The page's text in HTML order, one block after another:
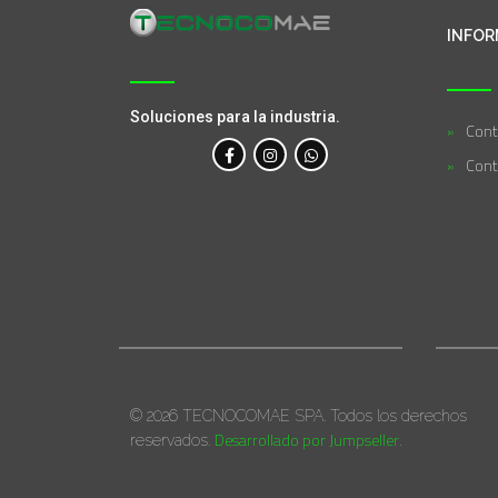
Soluciones para la industria.
© 2026 TECNOCOMAE SPA. Todos los derechos
reservados. Desarrollado por Jumpseller